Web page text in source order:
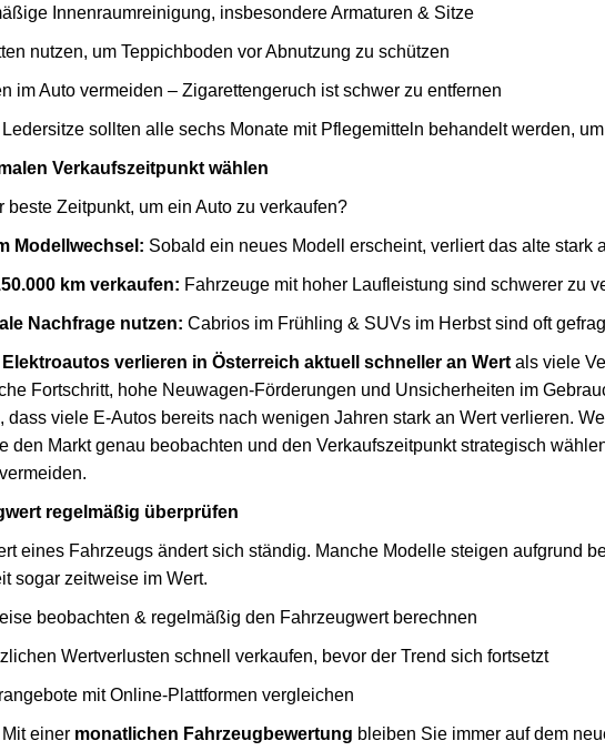
Innenraumreinigung, insbesondere Armaturen & Sitze
nutzen, um Teppichboden vor Abnutzung zu schützen
im Auto vermeiden – Zigarettengeruch ist schwer zu entfernen
Ledersitze sollten alle sechs Monate mit Pflegemitteln behandelt werden,
Verkaufszeitpunkt wählen
beste Zeitpunkt, um ein Auto zu verkaufen?
Modellwechsel: Sobald ein neues Modell erscheint, verliert das alte stark
km verkaufen: Fahrzeuge mit hoher Laufleistung sind schwerer zu
Nachfrage nutzen: Cabrios im Frühling & SUVs im Herbst sind oft
Elektroautos verlieren in Österreich aktuell schneller an Wertals viele
Fortschritt, hohe Neuwagen-Förderungen und Unsicherheiten im
dass viele E-Autos bereits nach wenigen Jahren stark an Wert verlieren.
den Markt genau beobachten und den Verkaufszeitpunkt strategisch
regelmäßig überprüfen
eines Fahrzeugs ändert sich ständig. Manche Modelle steigen aufgrund
sogar zeitweise im Wert.
beobachten & regelmäßig den Fahrzeugwert berechnen
Wertverlusten schnell verkaufen, bevor der Trend sich fortsetzt
mit Online-Plattformen vergleichen
Mit einer monatlichen Fahrzeugbewertung bleiben Sie immer auf dem